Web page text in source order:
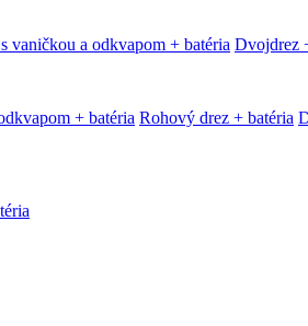
vaničkou a odkvapom + batéria Dvojdrez
+ batéria Rohový drez + batéria